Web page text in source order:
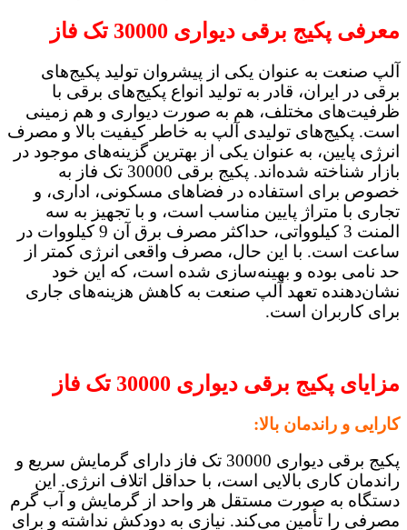
معرفی پکیج برقی دیواری 30000 تک فاز
آلپ صنعت به عنوان یکی از پیشروان تولید پکیج‌های
برقی در ایران، قادر به تولید انواع پکیج‌های برقی با
ظرفیت‌های مختلف، هم به صورت دیواری و هم زمینی
است. پکیج‌های تولیدی آلپ به خاطر کیفیت بالا و مصرف
انرژی پایین، به عنوان یکی از بهترین گزینه‌های موجود در
بازار شناخته شده‌اند. پکیج برقی 30000 تک فاز به
خصوص برای استفاده در فضاهای مسکونی، اداری، و
تجاری با متراژ پایین مناسب است، و با تجهیز به سه
المنت 3 کیلوواتی، حداکثر مصرف برق آن 9 کیلووات در
ساعت است. با این حال، مصرف واقعی انرژی کمتر از
حد نامی بوده و بهینه‌سازی شده است، که این خود
نشان‌دهنده تعهد آلپ صنعت به کاهش هزینه‌های جاری
برای کاربران است.
مزایای پکیج برقی دیواری 30000 تک فاز
کارایی و راندمان بالا:
پکیج برقی دیواری 30000 تک فاز دارای گرمایش سریع و
راندمان کاری بالایی است، با حداقل اتلاف انرژی. این
دستگاه به صورت مستقل هر واحد از گرمایش و آب گرم
مصرفی را تأمین می‌کند. نیازی به دودکش نداشته و برای